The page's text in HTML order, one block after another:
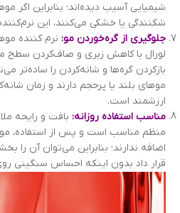
شیمیایی آسیب دیده‌اند؛ بنابراین اگر
شکنندگی یا خشکی می‌کنند، این
جلوگیری از گره‌خوردن مو: نرم کننده
لورال با کاهش زبری و صاف‌کردن سطح
بازکردن گره‌ها و شانه‌کردن را ساده‌تر
موهای بلند یا پرحجم دارند و زمان
ارزشمند است.
مناسب استفاده روزانه: بافت و رایحه
منظم مناسب است و پس از استفاده،
اضافه ندارند؛ بنابراین می‌توان آن را
قرار داد بدون اینکه احساس سنگینی